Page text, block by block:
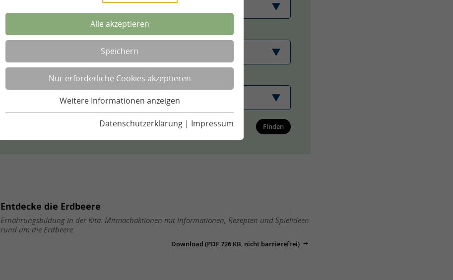
Alle akzeptieren
Speichern
Nur erforderliche Cookies akzeptieren
Weitere Informationen anzeigen
Datenschutzerklärung | Impressum
Thema
Dokumentenformat
Finden
Entdecke die Erdbeere
Ernährungsbildung in der Kita: Mitmachaktionen mit Informationen, Rezepten und Spielideen
rund um die Erdbeere.
Download (PDF 726 KB, nicht barrierefrei)